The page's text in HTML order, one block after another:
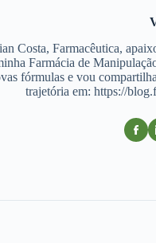
Costa, Farmacêutica,
Farmácia de
fórmulas e vou
trajetória em: https://